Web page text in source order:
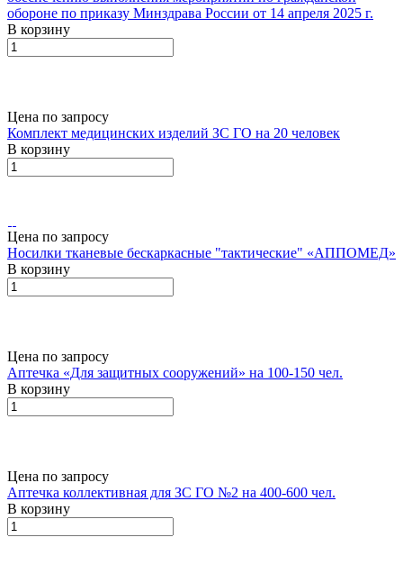
обороне по приказу Минздрава России от 14 апреля 2025 г.
В корзину
Цена по запросу
Комплект медицинских изделий ЗС ГО на 20 человек
В корзину
Цена по запросу
Носилки тканевые бескаркасные "тактические" «АППОМЕД»
В корзину
Цена по запросу
Аптечка «Для защитных сооружений» на 100-150 чел.
В корзину
Цена по запросу
Аптечка коллективная для ЗС ГО №2 на 400-600 чел.
В корзину